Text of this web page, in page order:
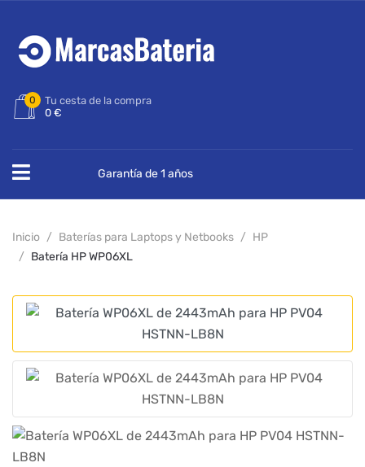
0
Tu cesta de la compra
0 €
Garantía de 1 años
Inicio Baterías para Laptops y Netbooks
HP
Batería HP WP06XL